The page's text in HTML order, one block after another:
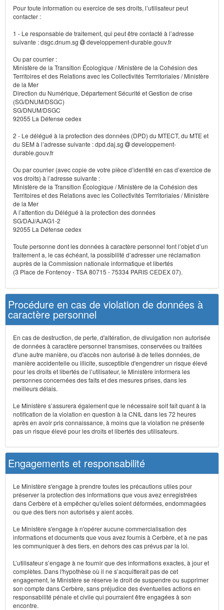
Pour toute information ou exercice de ses droits, l’utilisateur peut
contacter :
1 - Le responsable de traitement, qui peut être contacté à l’adresse
suivante : dsgc.dnum.sg
developpement-durable.gouv.fr
Ou par courrier :
Ministère de la Transition Écologique / Ministère de la Cohésion des
Territoires et des Relations avec les Collectivités Terrritoriales / Ministère
de la Mer
Direction du Numérique, Département Sécurité et Gestion de crise
(SG/DNUM/DSGC)
SG/DNUM/DSGC
92055 La Défense cedex
2 - Le délégué à la protection des données (DPD) du MTECT, du MTE et
du SEM à l’adresse suivante : dpd.daj.sg
developpement-
durable.gouv.fr
Ou par courrier (avec copie de votre pièce d’identité en cas d’exercice de
vos droits) à l’adresse suivante :
Ministère de la Transition Écologique / Ministère de la Cohésion des
Territoires et des Relations avec les Collectivités Terrritoriales / Ministère
de la Mer
A l’attention du Délégué à la protection des données
SG/DAJ/AJAG1-2
92055 La Défense cedex
Toute personne dont les données à caractère personnel font l’objet d’un
traitement a, le cas échéant, la possibilité d’adresser une réclamation
auprès de la Commission nationale informatique et libertés
(3 Place de Fontenoy - TSA 80715 - 75334 PARIS CEDEX 07).
Procédure en cas de violation de données à
caractère personnel
En cas de destruction, de perte, d'altération, de divulgation non autorisée
de données à caractère personnel transmises, conservées ou traitées
d'une autre manière, ou d'accès non autorisé à de telles données, de
manière accidentelle ou illicite, susceptible d'engendrer un risque élevé
pour les droits et libertés de l’utilisateur, le Ministère informera les
personnes concernées des faits et des mesures prises, dans les
meilleurs délais.
Le Ministère s’assurera également que le nécessaire soit fait quant à la
notification de la violation en question à la CNIL dans les 72 heures
après en avoir pris connaissance, à moins que la violation ne présente
pas un risque élevé pour les droits et libertés des utilisateurs.
Engagements et responsabilité
Le Ministère s'engage à prendre toutes les précautions utiles pour
préserver la protection des informations que vous avez enregistrées
dans Cerbère et à empêcher qu'elles soient déformées, endommagées
ou que des tiers non autorisés y aient accès.
Le Ministère s'engage à n'opérer aucune commercialisation des
informations et documents que vous avez fournis à Cerbère, et à ne pas
les communiquer à des tiers, en dehors des cas prévus par la loi.
L’utilisateur s’engage à ne fournir que des informations exactes, à jour et
complètes. Dans l'hypothèse où il ne s’acquitterait pas de cet
engagement, le Ministère se réserve le droit de suspendre ou supprimer
son compte dans Cerbère, sans préjudice des éventuelles actions en
responsabilité pénale et civile qui pourraient être engagées à son
encontre.